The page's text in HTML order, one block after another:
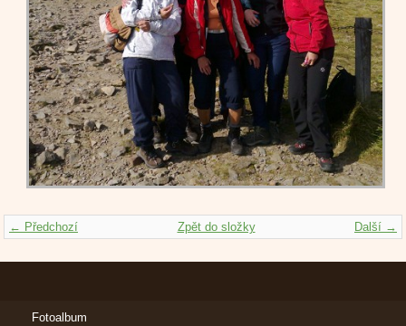
← Předchozí Další →
Zpět do složky
Fotoalbum